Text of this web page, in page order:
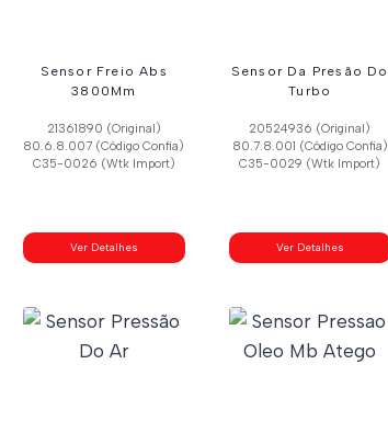
Sensor Freio Abs
3800Mm
21361890 (Original)
80.6.8.007 (Código Confia)
C35-0026 (Wtk Import)
Ver Detalhes
Sensor Da Presão Do
Turbo
20524936 (Original)
80.7.8.001 (Código Confia)
C35-0029 (Wtk Import)
Ver Detalhes